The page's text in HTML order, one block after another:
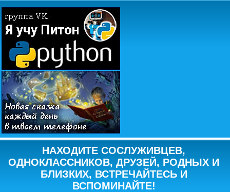
НАХОДИТЕ СОСЛУЖИВЦЕВ,
ОДНОКЛАССНИКОВ, ДРУЗЕЙ, РОДНЫХ И
БЛИЗКИХ, ВСТРЕЧАЙТЕСЬ И
ВСПОМИНАЙТЕ!